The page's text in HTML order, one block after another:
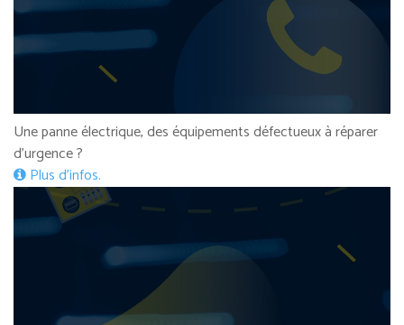
Une panne électrique, des équipements défectueux à réparer
d’urgence ?
Plus d’infos.